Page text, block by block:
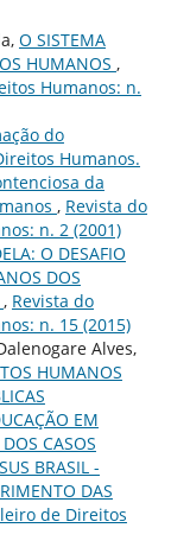
O SISTEMA
HUMANOS ,
Humanos: n.
do
Humanos.
da
, Revista do
n. 2 (2001)
O DESAFIO
DOS
, Revista do
n. 15 (2015)
Alves,
HUMANOS
EM
CASOS
BRASIL -
DAS
de Direitos